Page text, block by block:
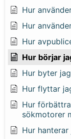
Hur
Hur
Hur
Hur börjar
Hur byter
Hur flyttar
Hur
sökmotorer
Hur